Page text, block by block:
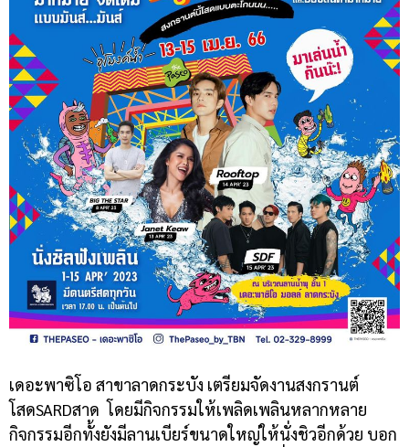
เดอะพาซิโอ สาขาลาดกระบัง เตรียมจัดงานสงกรานต์
โสดSARDสาด โดยมีกิจกรรมให้เพลิดเพลินหลากหลาย
กิจกรรมอีกทั้งยังมีลานเบียร์ขนาดใหญ่ให้นั่งชิวอีกด้วย บอก